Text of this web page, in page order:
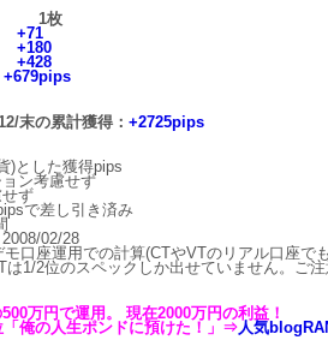
1枚
+71
+180
+428
+679pips
末の累計獲得： +2725pips
)とした獲得pips
ン考慮せず
ず
で差し引き済み
02/28
口座運用での計算(CTやVTのリアル口座で
は1/2位のスペックしか出せていません。ご
万円で運用。 現在2000万円の利益！
「俺の人生ポンドに預けた！」⇒ 人気